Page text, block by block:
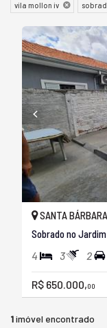
vila mollon iv
SANTA
Sobrado no
4 3 2
R$ 650.000,00
1imóvel encontrado